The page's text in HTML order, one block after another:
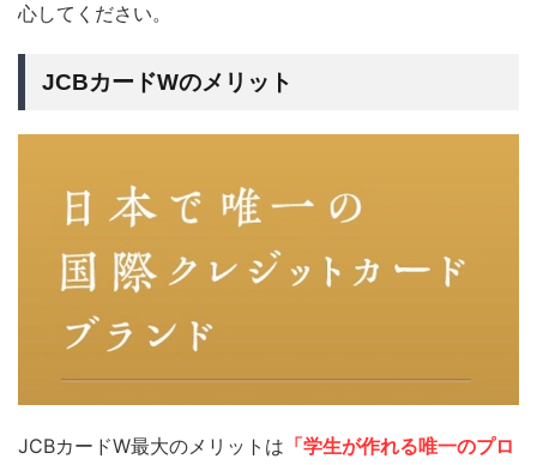
心してください。
JCBカードWのメリット
JCBカードW最大のメリットは 「学生が作れる唯一のプロ